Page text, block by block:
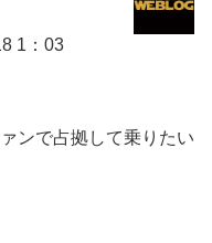
1：03
ンで占拠して乗りたい